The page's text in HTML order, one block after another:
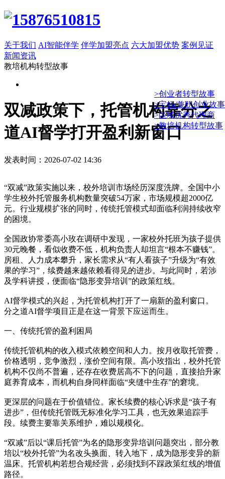
关于我们 AI智能伴学 伴学加盟亮点 六大加盟优势 案例见证
新闻资讯
教培机构转型故事
>创业者转型故事
>宝妈/兼职创业故事
>区域优秀代理商
>教培机构转型故事
双减政策下，托管机构靠分之
道AI督学打开盈利新窗口
发表时间：2026-07-02 14:36
“双减”政策实施以来，校外培训市场经历深度洗牌。全国中小
学生校外托管服务机构数量突破54万家，市场规模超2000亿
元。行业规模扩张的同时，传统托管模式却面临利润持续收窄
的困境。
全国政协常委高小玫在调研中发现，一家校外托班为孩子提供
30元晚餐，看似收费不低，机构负责人却坦言“根本不赚钱”。
房租、人力成本攀升，家长需求从“有人看孩子”升级为“有效
果的学习”，续费越来越依赖看得见的进步。与此同时，若涉
及学科讲授，便面临“隐形变异培训”的政策红线。
AI督学模式的兴起，为托管机构打开了一扇新的盈利窗口。
分之道AI督学项目正是在这一背景下应运而生。
一、传统托管的盈利困局
传统托管机构的收入模式依赖空间和人力。按月收取托管费，
价格透明，竞争激烈，涨价空间有限。高小玫指出，校外托管
机构不仅尚不普遍，还存在收费居高不下的问题，直接抬升家
庭养育成本，而机构自身同样面临“夹缝中生存”的窘境。
更深层的问题在于价值错位。家长续费的核心诉求是“孩子有
进步”，但传统托管既无标准化学习工具，也无效果追踪手
段。续费主要靠关系维护，难以规模化。
“双减”后以“课后托管”为名的隐形变异培训问题突出，部分教
培以“校外托管”为名改头换面、转入地下，成为隐形变异的新
温床。托管机构若想合规经营，必须找到不踩政策红线的增值
路径。